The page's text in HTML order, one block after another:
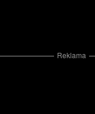
Reklama